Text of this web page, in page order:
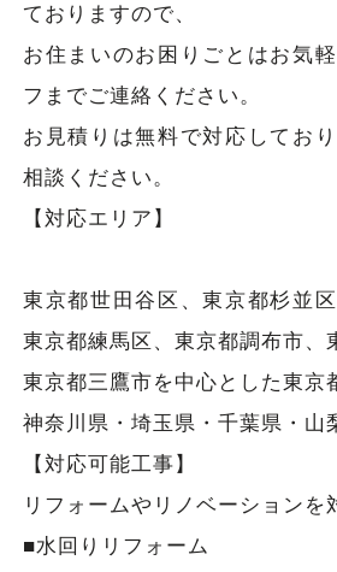
ておりますので、
お住まいのお困りごとはお気
フまでご連絡ください。
お見積りは無料で対応してお
相談ください。
【対応エリア】
東京都世田谷区、東京都杉並
東京都練馬区、東京都調布市、
東京都三鷹市を中心とした東京
神奈川県・埼玉県・千葉県・山
【対応可能工事】
リフォームやリノベーションを
■水回りリフォーム